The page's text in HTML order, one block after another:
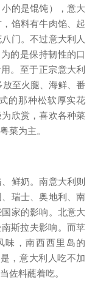
的是馄饨），意大
馅料有牛肉馅、起
门。不过意大利人
的是保持韧性的口
。至于正宗意大利
至火腿、海鲜、番
的那种松软厚实花
欣赏，喜欢各种菜
菜为主。
鲜奶。南意大利则
瑞士、奥地利、南
家的影响。北意大
斯拉夫影响。而苹
味，南西西里岛的
，意大利人吃不加
佐料蘸着吃。